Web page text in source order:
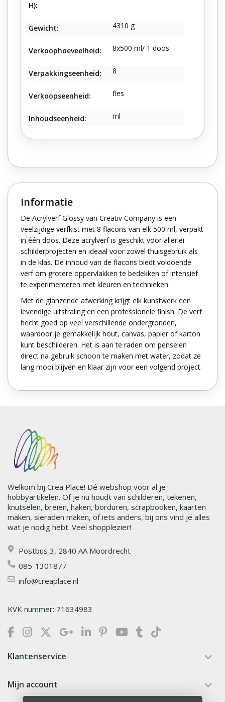
H):
Gewicht: 4310 g
Verkoophoeveelheid: 8x500 ml/ 1 doos
Verpakkingseenheid: 8
Verkoopseenheid: fles
Inhoudseenheid: ml
Informatie
De Acrylverf Glossy van Creativ Company is een
veelzijdige verfkist met 8 flacons van elk 500 ml, verpakt
in één doos. Deze acrylverf is geschikt voor allerlei
schilderprojecten en ideaal voor zowel thuisgebruik als
in de klas. De inhoud van de flacons biedt voldoende
verf om grotere oppervlakken te bedekken of intensief
te experimenteren met kleuren en technieken.
Met de glanzende afwerking krijgt elk kunstwerk een
levendige uitstraling en een professionele finish. De verf
hecht goed op veel verschillende ondergronden,
waardoor je gemakkelijk hout, canvas, papier of karton
kunt beschilderen. Het is aan te raden om penselen
direct na gebruik schoon te maken met water, zodat ze
lang mooi blijven en klaar zijn voor een volgend project.
Welkom bij Crea Place! Dé webshop voor al je
hobbyartikelen. Of je nu houdt van schilderen, tekenen,
knutselen, breien, haken, borduren, scrapbooken, kaarten
maken, sieraden maken, of iets anders, bij ons vind je alles
wat je nodig hebt. Veel shopplezier!
Postbus 3, 2840 AA Moordrecht
085-1301877
info@creaplace.nl
KVK nummer: 71634983
Klantenservice
Mijn account